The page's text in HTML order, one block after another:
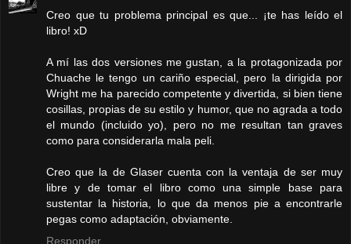
Creo que tu problema principal es que... ¡te has leído el
libro! xD
A mí las dos versiones me gustan, a la protagonizada por
Chuache le tengo un cariño especial, pero la dirigida por
Wright me ha parecido competente y divertida, si bien tiene
cosillas, propias de su estilo y humor, que no agrada a todo
el mundo (incluido yo), pero no me resultan tan graves
como para considerarla mala peli.
Creo que la de Glaser cuenta con la ventaja de ser muy
libre y de tomar el libro como una simple base para
sustentar la historia, lo que da menos pie a encontrarle
pegas como adaptación, obviamente.
Responder